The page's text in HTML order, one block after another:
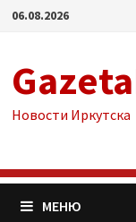
Перейти
06.08.2026
Новости Иркутска
МЕНЮ